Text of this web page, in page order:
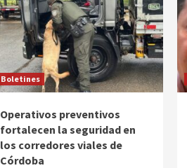
Boletines
Operativos preventivos
fortalecen la seguridad en
los corredores viales de
Córdoba